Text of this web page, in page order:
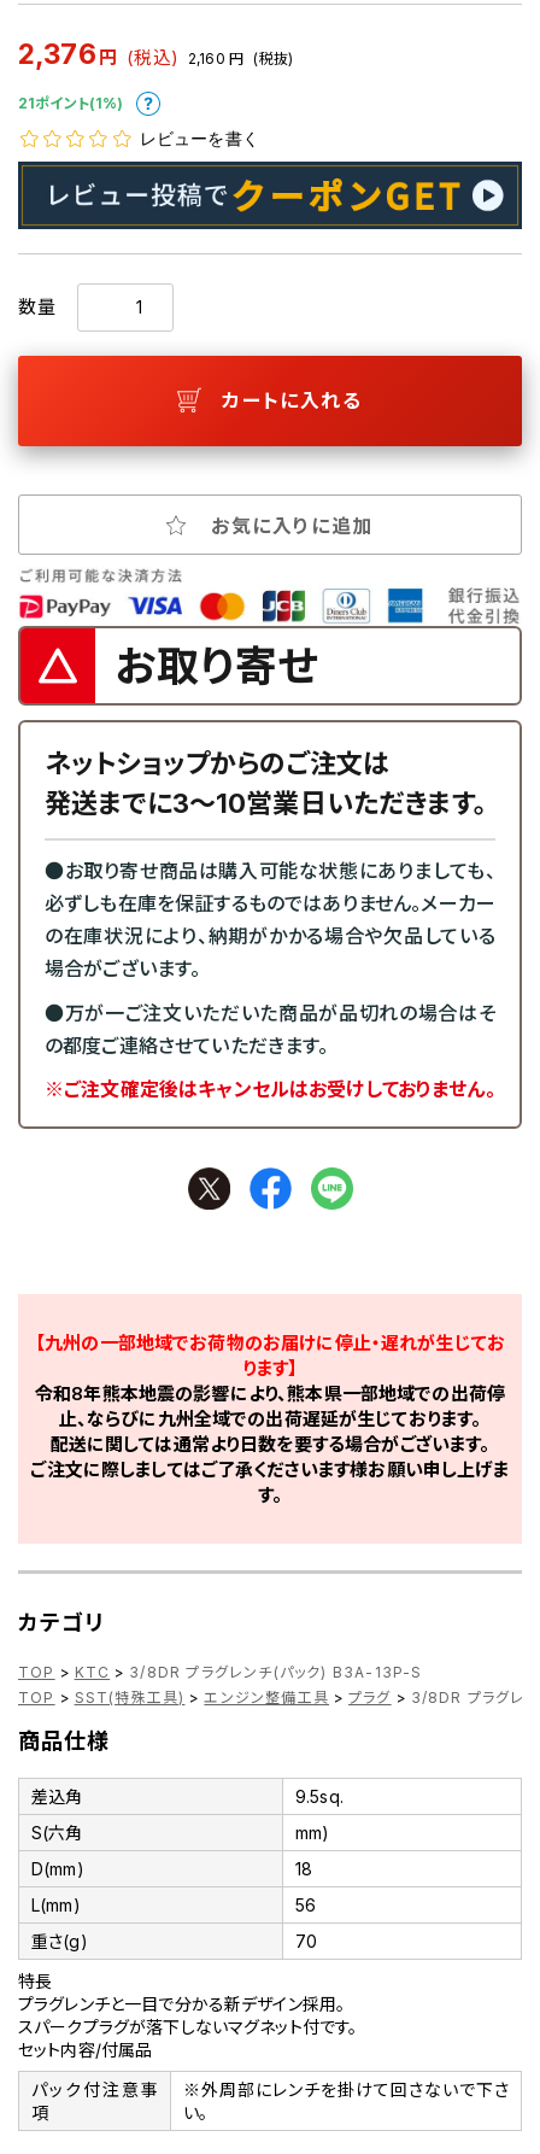
2,376 円 (税込) 2,160 円 (税抜)
21ポイント(1%)
レビューを書く
数量
カートに入れる
お気に入りに追加
お取り寄せ
ネットショップからのご注文は
発送までに3～10営業日いただきます。
●お取り寄せ商品は購入可能な状態にありましても、
必ずしも在庫を保証するものではありません。メーカー
の在庫状況により、納期がかかる場合や欠品している
場合がございます。
●万が一ご注文いただいた商品が品切れの場合はそ
の都度ご連絡させていただきます。
※ご注文確定後はキャンセルはお受けしておりません。
【九州の一部地域でお荷物のお届けに停止・遅れが生じてお
ります】
令和8年熊本地震の影響により、熊本県一部地域での出荷停
止、ならびに九州全域での出荷遅延が生じております。
配送に関しては通常より日数を要する場合がございます。
ご注文に際しましてはご了承くださいます様お願い申し上げま
す。
カテゴリ
TOP > KTC > 3/8DR プラグレンチ(パック) B3A-13P-S
TOP > SST(特殊工具) > エンジン整備工具 > プラグ > 3/8DR プラグレ
商品仕様
差込角
9.5sq.
S(六角
mm)
D(mm)
18
L(mm)
56
重さ(g)
70
特長
プラグレンチと一目で分かる新デザイン採用。
スパークプラグが落下しないマグネット付です。
セット内容/付属品
パック付注意事
項
※外周部にレンチを掛けて回さないで下さ
い。